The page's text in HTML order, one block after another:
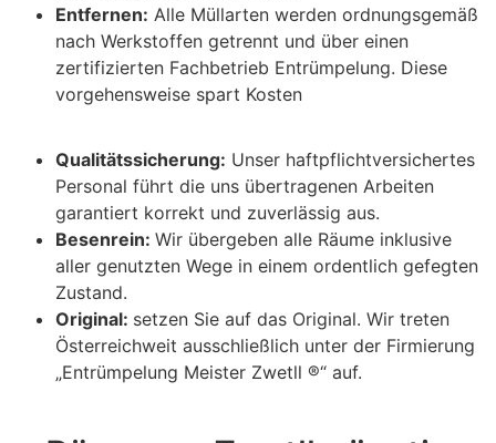
Entfernen: Alle Müllarten werden ordnungsgemäß
nach Werkstoffen getrennt und über einen
zertifizierten Fachbetrieb Entrümpelung. Diese
vorgehensweise spart Kosten
Qualitätssicherung: Unser haftpflichtversichertes
Personal führt die uns übertragenen Arbeiten
garantiert korrekt und zuverlässig aus.
Besenrein: Wir übergeben alle Räume inklusive
aller genutzten Wege in einem ordentlich gefegten
Zustand.
Original: setzen Sie auf das Original. Wir treten
Österreichweit ausschließlich unter der Firmierung
„Entrümpelung Meister Zwetll ®“ auf.